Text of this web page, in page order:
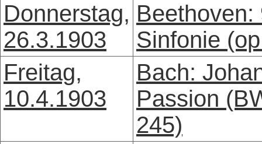
Donnerstag,
26.3.1903
Beethoven:
Sinfonie
Freitag,
10.4.1903
Bach:
Passion
245)